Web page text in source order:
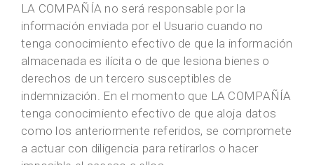
LA COMPAÑÍA no será responsable por la
información enviada por el Usuario cuando no
tenga conocimiento efectivo de que la información
almacenada es ilícita o de que lesiona bienes o
derechos de un tercero susceptibles de
indemnización. En el momento que LA COMPAÑÍA
tenga conocimiento efectivo de que aloja datos
como los anteriormente referidos, se compromete
a actuar con diligencia para retirarlos o hacer